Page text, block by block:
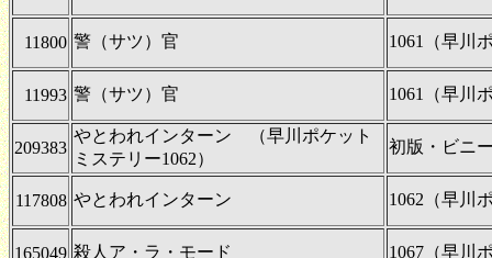
11800 警（サツ）官 1061（早川
11993 警（サツ）官 1061（早川
209383
やとわれインターン （早川ポケット
ミステリー1062）
初版・ビニ
117808 やとわれインターン 1062（早川
165049 殺人ア・ラ・モード 1067（早川